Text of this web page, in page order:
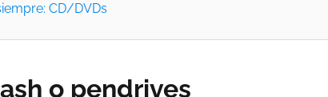
CD/DVDs
o pendrives